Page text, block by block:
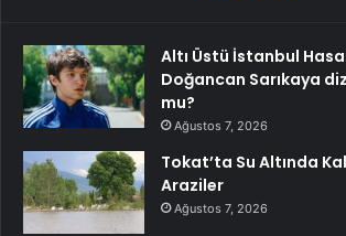
Altı Üstü İstanbul
Doğancan Sarıkaya
mu?
Ağustos 7, 2026
Tokat’ta Su Altında
Araziler
Ağustos 7, 2026